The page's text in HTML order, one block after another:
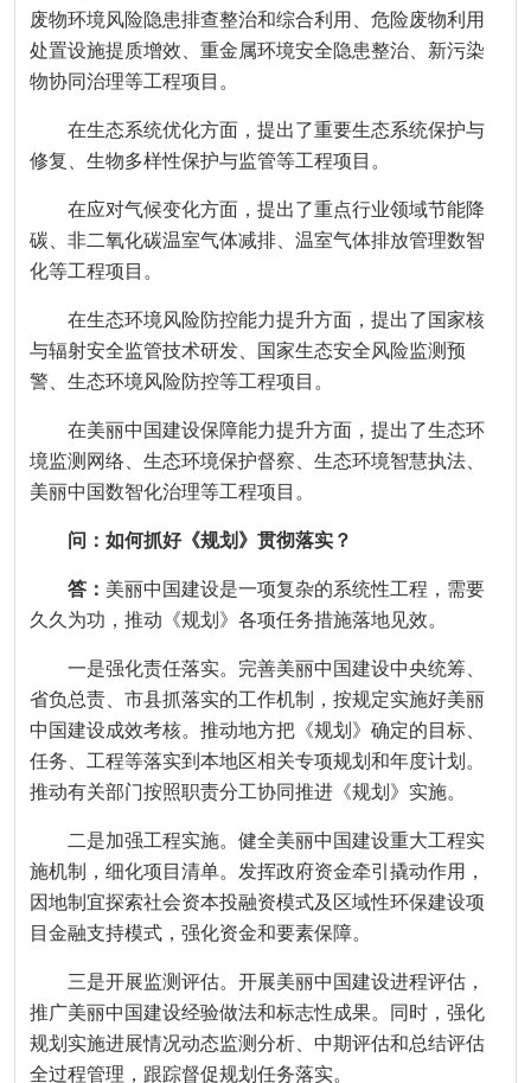
废物环境风险隐患排查整治和综合利用、危险废物利用
处置设施提质增效、重金属环境安全隐患整治、新污染
物协同治理等工程项目。
在生态系统优化方面，提出了重要生态系统保护与
修复、生物多样性保护与监管等工程项目。
在应对气候变化方面，提出了重点行业领域节能降
碳、非二氧化碳温室气体减排、温室气体排放管理数智
化等工程项目。
在生态环境风险防控能力提升方面，提出了国家核
与辐射安全监管技术研发、国家生态安全风险监测预
警、生态环境风险防控等工程项目。
在美丽中国建设保障能力提升方面，提出了生态环
境监测网络、生态环境保护督察、生态环境智慧执法、
美丽中国数智化治理等工程项目。
问：如何抓好《规划》贯彻落实？
答： 美丽中国建设是一项复杂的系统性工程，需要
久久为功，推动《规划》各项任务措施落地见效。
一是强化责任落实。完善美丽中国建设中央统筹、
省负总责、市县抓落实的工作机制，按规定实施好美丽
中国建设成效考核。推动地方把《规划》确定的目标、
任务、工程等落实到本地区相关专项规划和年度计划。
推动有关部门按照职责分工协同推进《规划》实施。
二是加强工程实施。健全美丽中国建设重大工程实
施机制，细化项目清单。发挥政府资金牵引撬动作用，
因地制宜探索社会资本投融资模式及区域性环保建设项
目金融支持模式，强化资金和要素保障。
三是开展监测评估。开展美丽中国建设进程评估，
推广美丽中国建设经验做法和标志性成果。同时，强化
规划实施进展情况动态监测分析、中期评估和总结评估
全过程管理，跟踪督促规划任务落实。